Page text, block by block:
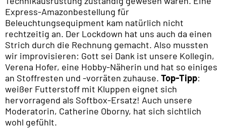
Express-Amazonbestellung für
Beleuchtungsequipment kam natürlich nicht
rechtzeitig an. Der Lockdown hat uns auch da einen
Strich durch die Rechnung gemacht. Also mussten
wir improvisieren: Gott sei Dank ist unsere Kollegin,
Verena Hofer, eine Hobby-Näherin und hat so einiges
an Stoffresten und -vorräten zuhause. Top-Tipp:
weißer Futterstoff mit Kluppen eignet sich
hervorragend als Softbox-Ersatz! Auch unsere
Moderatorin, Catherine Oborny, hat sich sichtlich
wohl gefühlt.